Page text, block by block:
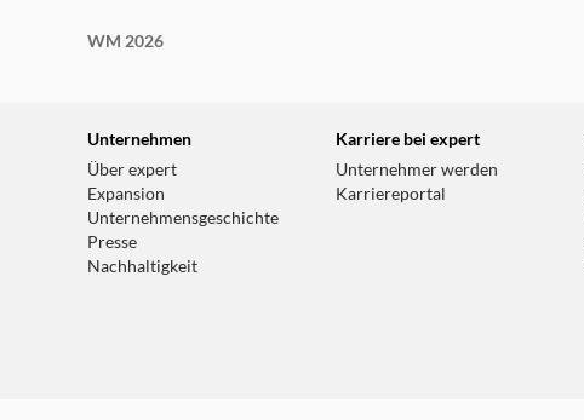
WM 2026
Unternehmen
Über expert
Expansion
Unternehmensgeschichte
Presse
Nachhaltigkeit
Karriere bei expert
Unternehmer werden
Karriereportal